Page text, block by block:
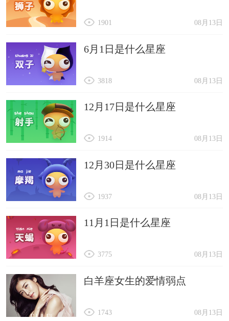
08月13日
1901
6月1日是什么星座
08月13日
3818
12月17日是什么星座
08月13日
1914
12月30日是什么星座
08月13日
1937
11月1日是什么星座
08月13日
3775
白羊座女生的爱情弱点
08月13日
1743